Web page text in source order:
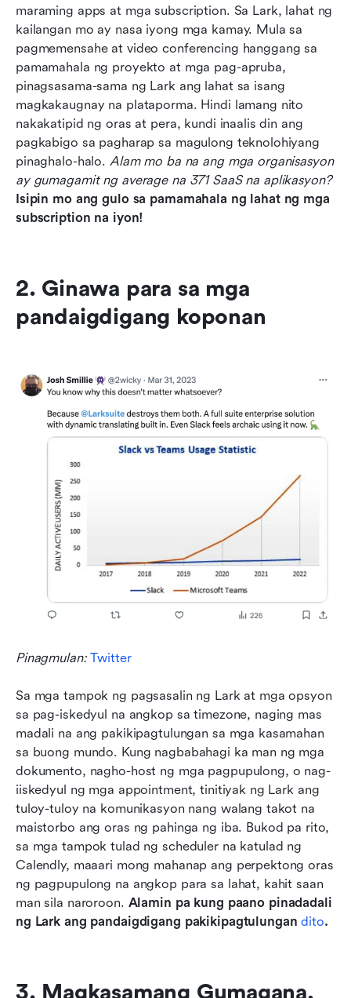
maraming apps at mga subscription. Sa Lark, lahat ng
kailangan mo ay nasa iyong mga kamay. Mula sa
pagmemensahe at video conferencing hanggang sa
pamamahala ng proyekto at mga pag-apruba,
pinagsasama-sama ng Lark ang lahat sa isang
magkakaugnay na plataporma. Hindi lamang nito
nakakatipid ng oras at pera, kundi inaalis din ang
pagkabigo sa pagharap sa magulong teknolohiyang
pinaghalo-halo. Alam mo ba na ang mga organisasyon
ay gumagamit ng average na 371 SaaS na aplikasyon?
Isipin mo ang gulo sa pamamahala ng lahat ng mga
subscription na iyon!
2. Ginawa para sa mga
pandaigdigang koponan
Pinagmulan: Twitter
Sa mga tampok ng pagsasalin ng Lark at mga opsyon
sa pag-iskedyul na angkop sa timezone, naging mas
madali na ang pakikipagtulungan sa mga kasamahan
sa buong mundo. Kung nagbabahagi ka man ng mga
dokumento, nagho-host ng mga pagpupulong, o nag-
iiskedyul ng mga appointment, tinitiyak ng Lark ang
tuloy-tuloy na komunikasyon nang walang takot na
maistorbo ang oras ng pahinga ng iba. Bukod pa rito,
sa mga tampok tulad ng scheduler na katulad ng
Calendly, maaari mong mahanap ang perpektong oras
ng pagpupulong na angkop para sa lahat, kahit saan
man sila naroroon. Alamin pa kung paano pinadadali
ng Lark ang pandaigdigang pakikipagtulungan dito.
3. Magkasamang Gumagana,